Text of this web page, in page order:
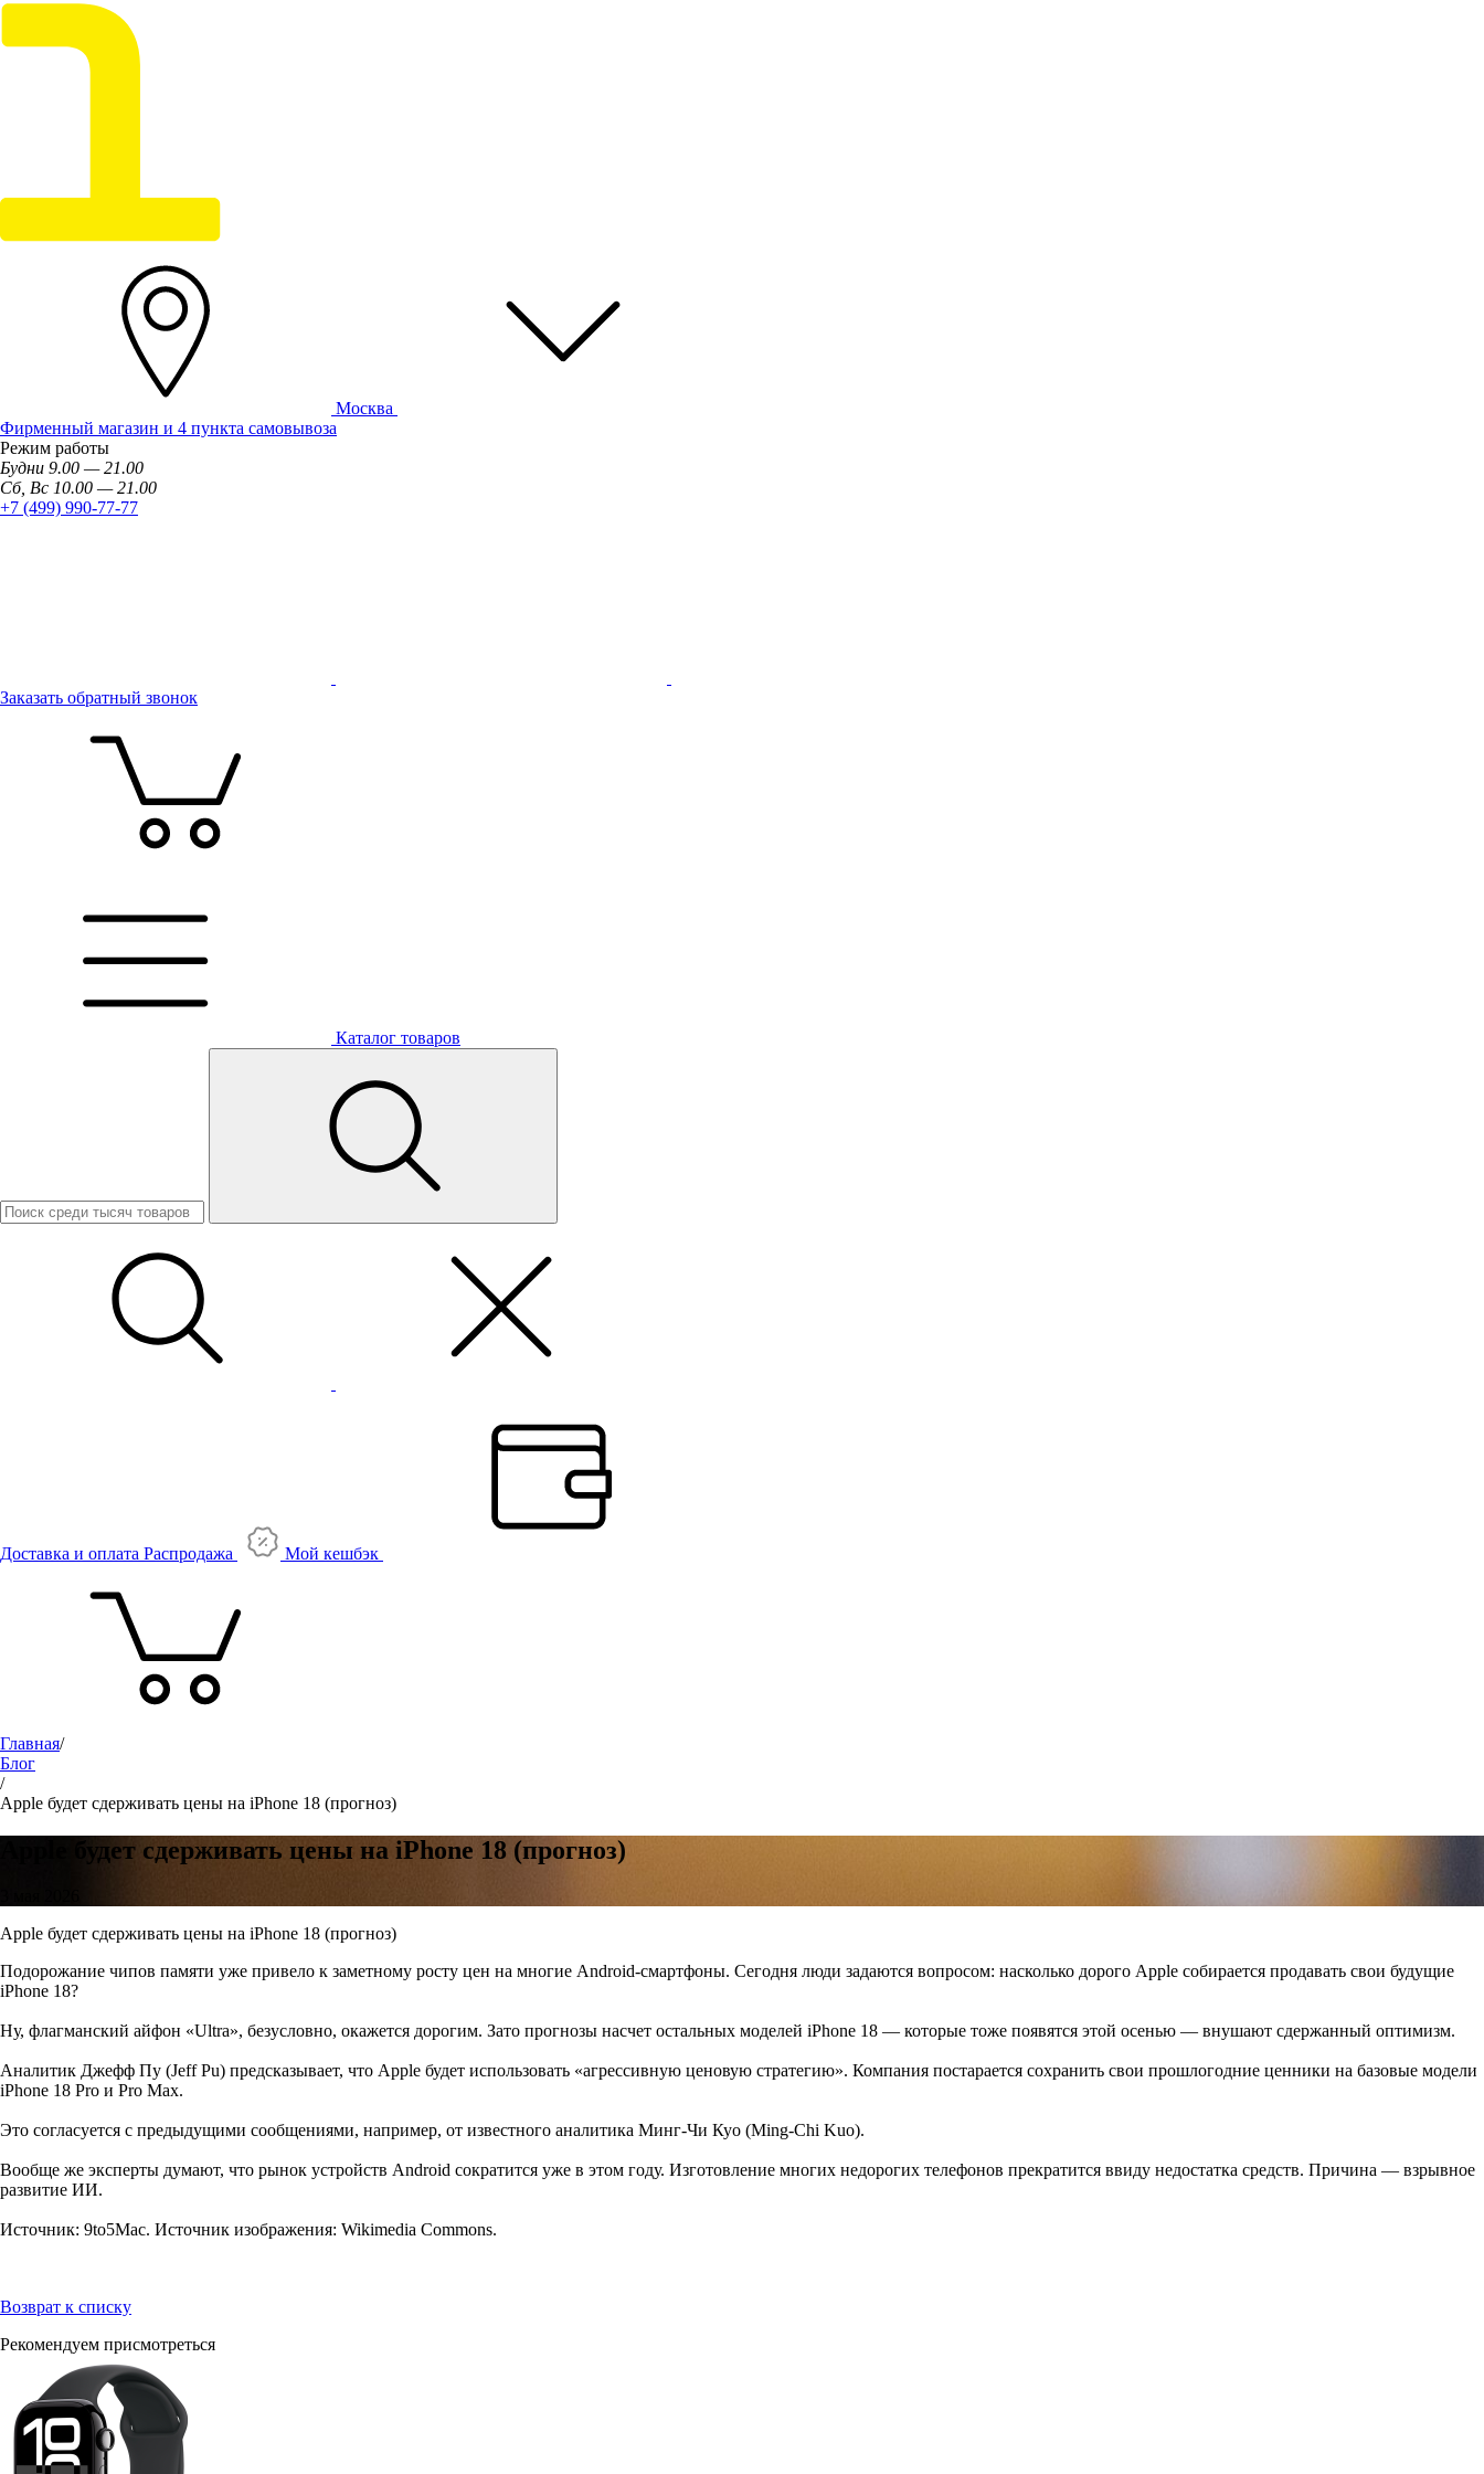
Москва
Фирменный магазин и 4 пункта самовывоза
Режим работы
Будни 9.00 — 21.00
Сб, Вс 10.00 — 21.00
+7 (499) 990-77-77
Заказать обратный звонок
Каталог товаров
Доставка и оплата Распродажа Мой кешбэк
Главная/
Блог
/
Apple будет сдерживать цены на iPhone 18 (прогноз)
Apple будет сдерживать цены на iPhone 18 (прогноз)
Apple будет сдерживать цены на iPhone 18 (прогноз)
Подорожание чипов памяти уже привело к заметному росту цен на многие Android-смартфоны. Сегодня люди задаются вопросом: насколько дорого Apple собирается продавать свои будущие
iPhone 18?
Ну, флагманский айфон «Ultra», безусловно, окажется дорогим. Зато прогнозы насчет остальных моделей iPhone 18 — которые тоже появятся этой осенью — внушают сдержанный оптимизм.
Аналитик Джефф Пу (Jeff Pu) предсказывает, что Apple будет использовать «агрессивную ценовую стратегию». Компания постарается сохранить свои прошлогодние ценники на базовые модели
iPhone 18 Pro и Pro Max.
Это согласуется с предыдущими сообщениями, например, от известного аналитика Минг-Чи Куо (Ming-Chi Kuo).
Вообще же эксперты думают, что рынок устройств Android сократится уже в этом году. Изготовление многих недорогих телефонов прекратится ввиду недостатка средств. Причина — взрывное
развитие ИИ.
Источник: 9to5Mac. Источник изображения: Wikimedia Commons.
Возврат к списку
Рекомендуем присмотреться